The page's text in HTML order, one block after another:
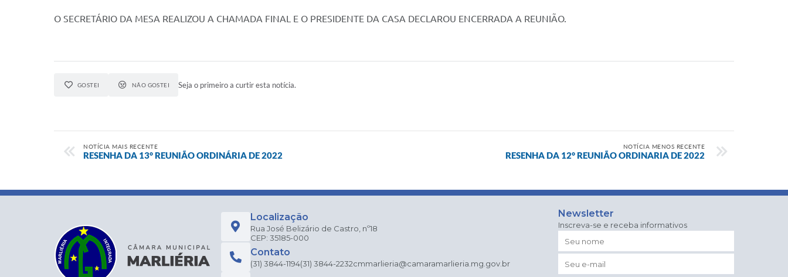
O SECRETÁRIO DA MESA REALIZOU A CHAMADA FINAL E O PRESIDENTE DA CASA DECLAROU ENCERRADA A REUNIÃO.
GOSTEI NÃO GOSTEI Seja o primeiro a curtir esta notícia.
NOTÍCIA MAIS RECENTE
RESENHA DA 13° REUNIÃO ORDINÁRIA DE 2022
NOTÍCIA MENOS RECENTE
RESENHA DA 12° REUNIÃO ORDINARIA DE 2022
Localização
Rua José Belizário de Castro, nº18
CEP: 35185-000
Contato
(31) 3844-1194(31) 3844-2232cmmarlieria@camaramarlieria.mg.gov.br
Newsletter
Inscreva-se e receba informativos